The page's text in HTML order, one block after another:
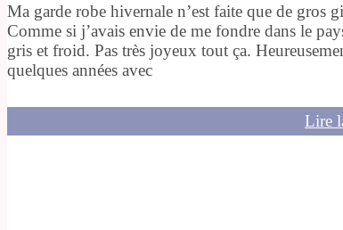
Ma garde robe hivernale n’est faite que de
Comme si j’avais envie de me fondre dans le
gris et froid. Pas très joyeux tout ça.
quelques années avec
Lire